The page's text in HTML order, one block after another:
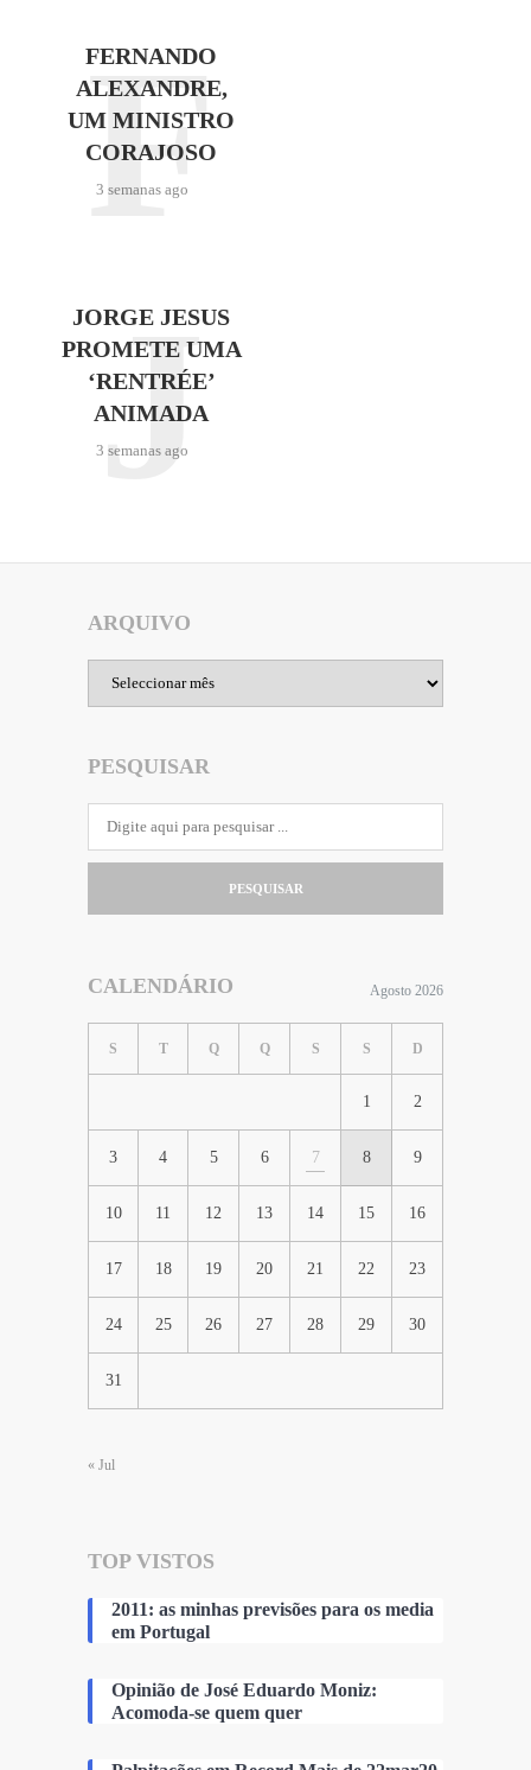
FERNANDO
ALEXANDRE,
UM MINISTRO
CORAJOSO
3 semanas ago
F
JORGE JESUS
PROMETE UMA
‘RENTRÉE’
ANIMADA
3 semanas ago
J
ARQUIVO
PESQUISAR
PESQUISAR
CALENDÁRIO Agosto 2026
S T Q Q S S D
1 2
3 4 5 6 7 8 9
10 11 12 13 14 15 16
17 18 19 20 21 22 23
24 25 26 27 28 29 30
31
« Jul
TOP VISTOS
2011: as minhas previsões para os media
em Portugal
Opinião de José Eduardo Moniz:
Acomoda-se quem quer